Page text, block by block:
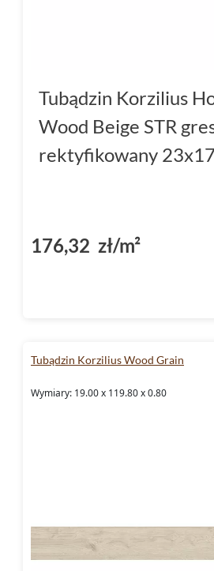
Tubądzin Korzilius
Wood Beige STR
rektyfikowany
176,32 zł/m²
Tubądzin Korzilius Wood Grain
Wymiary: 19.00 x 119.80 x 0.80